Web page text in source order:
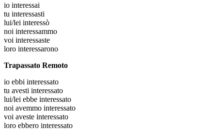
io interessai
tu interessasti
lui/lei interessò
noi interessammo
voi interessaste
loro interessarono
Trapassato Remoto
io ebbi interessato
tu avesti interessato
lui/lei ebbe interessato
noi avemmo interessato
voi aveste interessato
loro ebbero interessato